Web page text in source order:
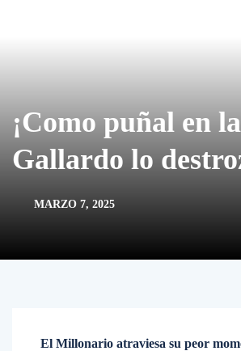
¡Como puñal en
Gallardo lo
MARZO 7, 2025
El Millonario atraviesa su peor